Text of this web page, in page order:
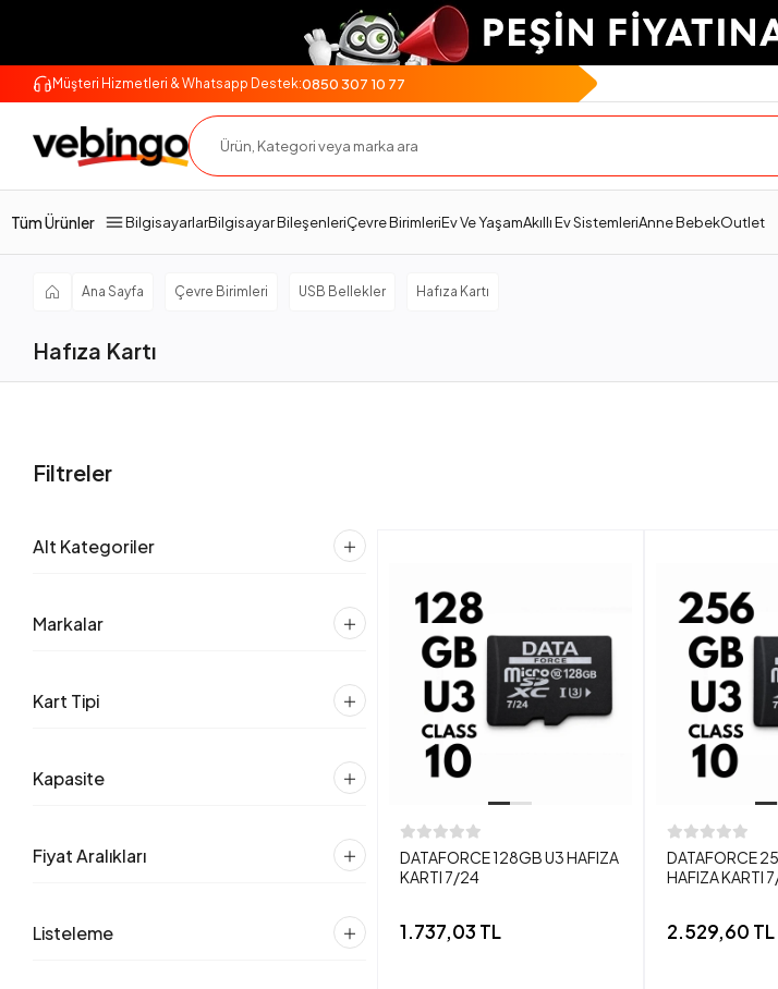
Müşteri Hizmetleri & Whatsapp Destek:0850 307 10 77
Tüm Ürünler BilgisayarlarBilgisayar BileşenleriÇevre BirimleriEv Ve YaşamAkıllı Ev SistemleriAnne BebekOutlet
Ana Sayfa Çevre Birimleri USB Bellekler Hafıza Kartı
Hafıza Kartı
Filtreler
Alt Kategoriler
Markalar
Kart Tipi
Kapasite
Fiyat Aralıkları
Listeleme
DATAFORCE 128GB U3 HAFIZA
KARTI 7/24
1.737,03 TL
DATAFORCE
HAFIZA KARTI
2.529,60 TL